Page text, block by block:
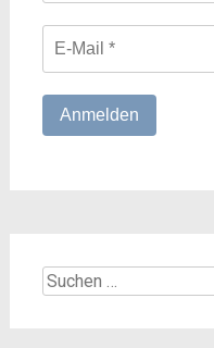
Suchen